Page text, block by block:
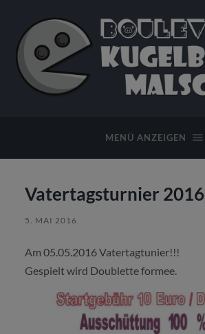
MENÜ ANZEIGEN
Vatertagsturnier 2016
5. MAI 2016
Am 05.05.2016 Vatertagtunier!!!
Gespielt wird Doublette formee.